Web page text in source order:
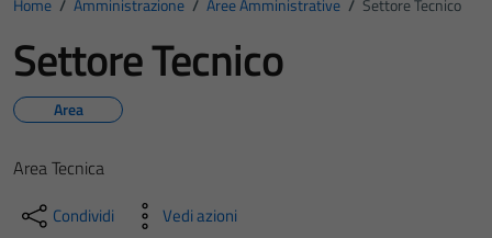
Home / Amministrazione / Aree Amministrative / Settore Tecnico
Settore Tecnico
Area
Area Tecnica
Condividi Vedi azioni